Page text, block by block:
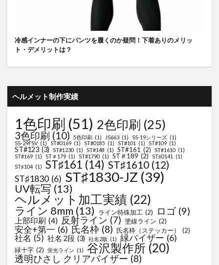
冷感インナーの下にパンツを履くのか疑問！下着ありのメリッ
ト・デメリットは？
ヘルメット制作実績
1色印刷 (51) 2色印刷 (25)
3色印刷 (10) 5色印刷 (1) JS663 (1) SS-19シリーズ (1)
SS-29FSV (1) ST#0169 (1) ST#0185 (1) ST#101 (1) ST#109 (1)
ST#123 (3) ST#1230 (1) ST#148 (1) ST#161 (2) ST#1610 (1)
ST#169 (1) ST＃179 (1) ST#1790 (1) ST＃189 (2) ST♯0141
(1)
ST♯104 (1) ST♯161 (14) ST♯1610 (12)
ST♯1830 (6) ST♯1830-JZ (39)
UV転写 (13)
ヘルメット加工実績 (22)
ライン 8mm (13) ライン特殊加工 (2) ロゴ (9)
上部印刷 (4) 反射ライン (7) 塗線ライン (2)
安全+第一 (6) 氏名枠 (8) 氏名枠（ステッカー） (2)
社名 (5) 社名 2段 (3) 社名2版 (1) 緑バイザー (6)
緑十字 (2) 蛍光ライン (1) 谷沢製作所 (20)
透明ひさし クリアバイザー (8)